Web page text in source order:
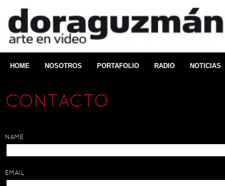
HOME NOSOTROS PORTAFOLIO RADIO NOTICIAS
CONTACTO
NAME
EMAIL